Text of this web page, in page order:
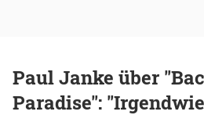
Paul Janke über
Paradise":